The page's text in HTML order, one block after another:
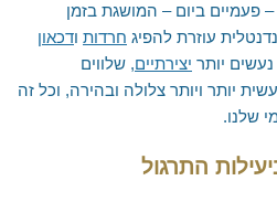
פעמיים ביום – המושגת בזמן
עוזרת להפיג חרדות ודכאון
נעשים יותר יצירתיים, שלווים
יותר ויותר צלולה ובהירה, וכל זה
שלנו.
התרגול